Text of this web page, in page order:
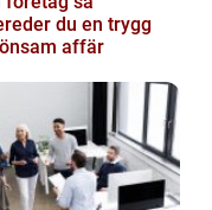
du en trygg
affär